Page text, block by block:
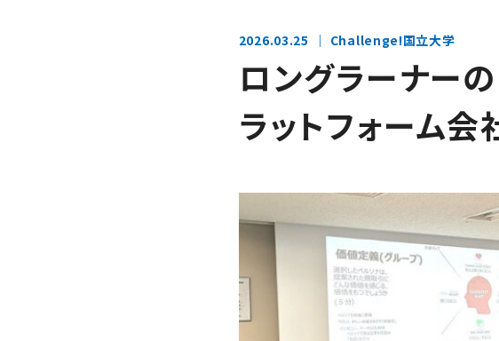
2026.03.25 Challenge!国立大学
ロングラーナー
ラットフォーム会